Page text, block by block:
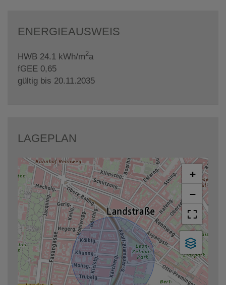
ENERGIEAUSWEIS
HWB 24.1 kWh/m2a
fGEE 0,65
gültig bis 20.11.2035
LAGEPLAN
+
−